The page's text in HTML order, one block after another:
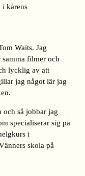
i kårens
Waits. Jag
samma filmer och
lycklig av att
jag något lär jag
och så jobbar jag
specialiserar sig på
i
skola på